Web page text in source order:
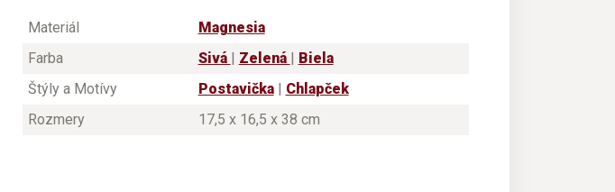
Materiál
Magnesia
Farba
Sivá Zelená
Biela
Štýly a Motívy
Postavička| Chlapček
Rozmery
17,5 x 16,5 x 38 cm